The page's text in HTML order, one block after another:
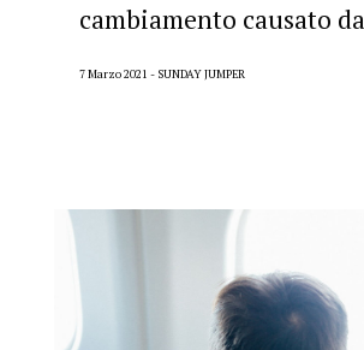
cambiamento causato
7 Marzo 2021 SUNDAY JUMPER